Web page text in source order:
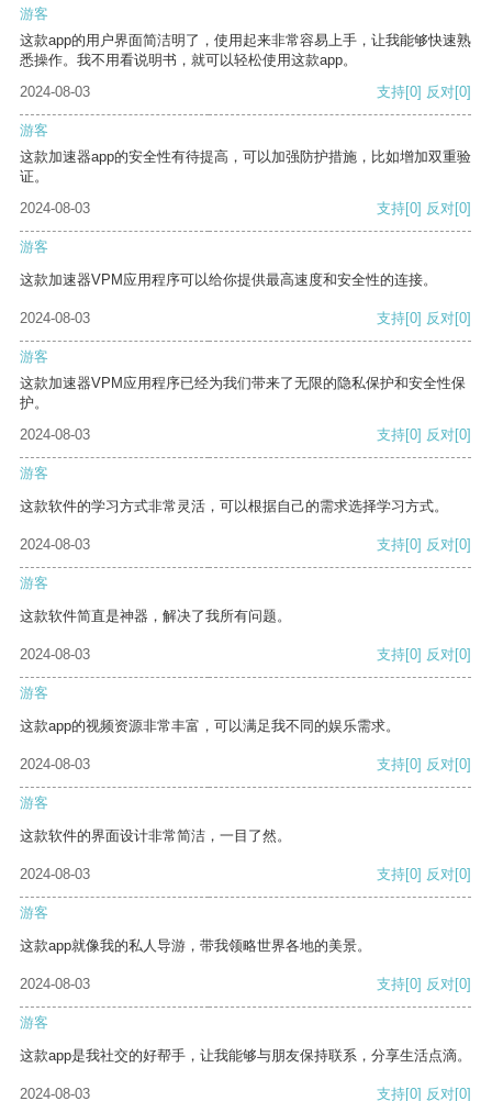
游客
这款app的用户界面简洁明了，使用起来非常容易上手，让我能够快速熟
悉操作。我不用看说明书，就可以轻松使用这款app。
2024-08-03
支持[0] 反对[0]
游客
这款加速器app的安全性有待提高，可以加强防护措施，比如增加双重验
证。
2024-08-03
支持[0] 反对[0]
游客
这款加速器VPM应用程序可以给你提供最高速度和安全性的连接。
2024-08-03 支持[0] 反对[0]
游客
这款加速器VPM应用程序已经为我们带来了无限的隐私保护和安全性保
护。
2024-08-03
支持[0] 反对[0]
游客
这款软件的学习方式非常灵活，可以根据自己的需求选择学习方式。
2024-08-03 支持[0] 反对[0]
游客
这款软件简直是神器，解决了我所有问题。
2024-08-03 支持[0] 反对[0]
游客
这款app的视频资源非常丰富，可以满足我不同的娱乐需求。
2024-08-03 支持[0] 反对[0]
游客
这款软件的界面设计非常简洁，一目了然。
2024-08-03 支持[0] 反对[0]
游客
这款app就像我的私人导游，带我领略世界各地的美景。
2024-08-03 支持[0] 反对[0]
游客
这款app是我社交的好帮手，让我能够与朋友保持联系，分享生活点滴。
2024-08-03 支持[0] 反对[0]